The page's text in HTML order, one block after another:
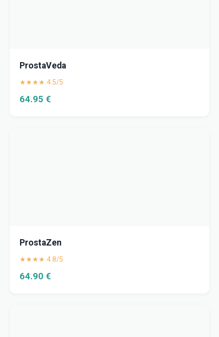
ProstaVeda
★★★★ 4.5/5
64.95 €
ProstaZen
★★★★ 4.8/5
64.90 €